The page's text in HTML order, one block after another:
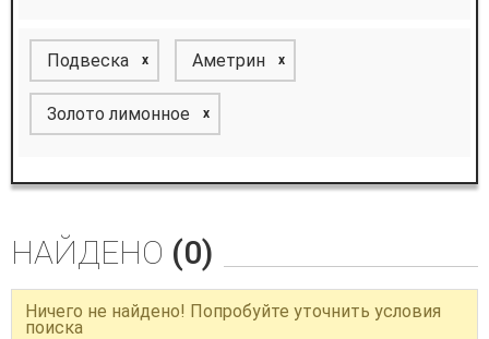
Подвеска x Аметрин x
Золото лимонное x
НАЙДЕНО (0)
Ничего не найдено! Попробуйте уточнить условия
поиска